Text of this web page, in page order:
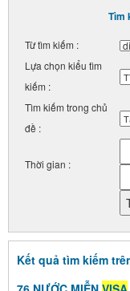
Tìm
Từ tìm kiếm :
Lựa chọn kiểu tìm
kiếm :
Tìm kiếm trong chủ
đề :
Thời gian :
Kết quả tìm kiếm